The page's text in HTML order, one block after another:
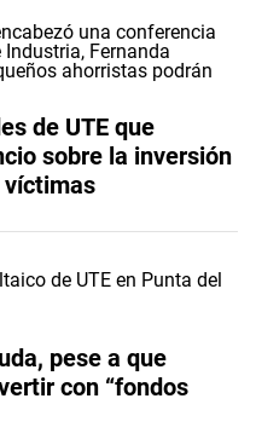
de UTE que
sobre la inversión
víctimas
pese a que
con “fondos